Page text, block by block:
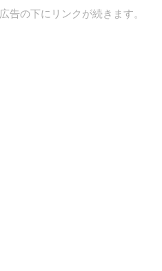
広告の下にリンクが続きます。